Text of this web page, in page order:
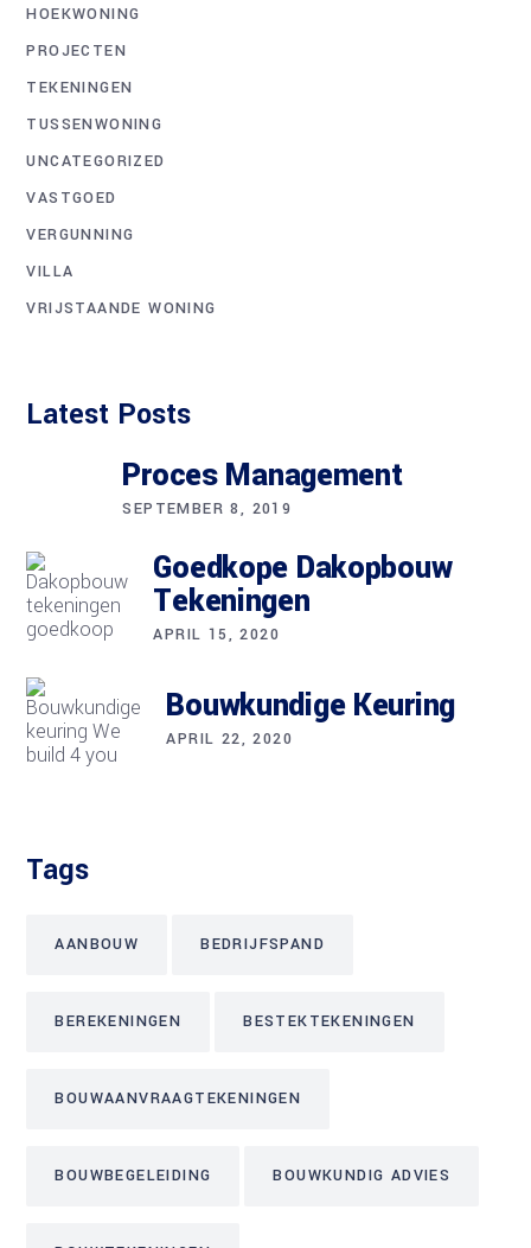
HOEKWONING
PROJECTEN
TEKENINGEN
TUSSENWONING
UNCATEGORIZED
VASTGOED
VERGUNNING
VILLA
VRIJSTAANDE WONING
Latest Posts
Proces Management
SEPTEMBER 8, 2019
Goedkope Dakopbouw
Tekeningen
APRIL 15, 2020
Bouwkundige Keuring
APRIL 22, 2020
Tags
AANBOUW BEDRIJFSPAND
BEREKENINGEN BESTEKTEKENINGEN
BOUWAANVRAAGTEKENINGEN
BOUWBEGELEIDING BOUWKUNDIG ADVIES